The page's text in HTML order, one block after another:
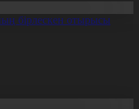
бірлескен отырысы